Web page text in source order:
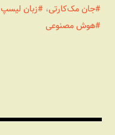
جان مک‌کارتی، زبان لیسپ
هوش مصنوعی